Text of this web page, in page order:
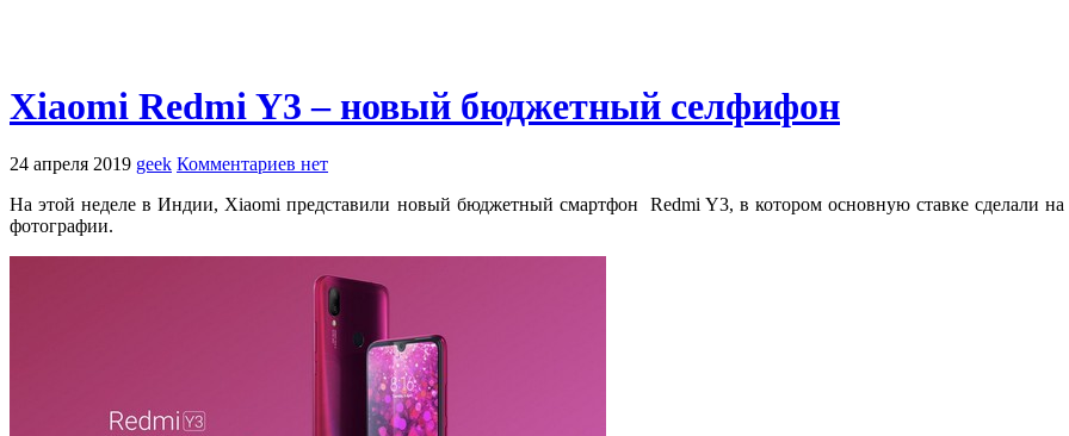
Xiaomi Redmi Y3 – новый бюджетный селфифон
24 апреля 2019 geek Комментариев нет
На этой неделе в Индии, Xiaomi представили новый бюджетный смартфон Redmi Y3, в котором основную ставке сделали
фотографии.